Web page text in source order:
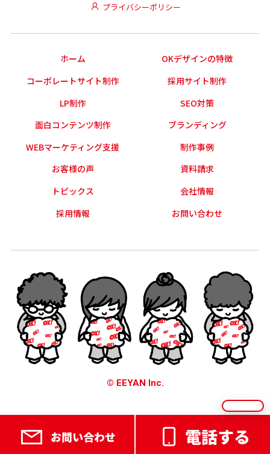
プライバシーポリシー
ホーム
OKデザインの特徴
コーポレートサイト制作
採用サイト制作
LP制作
SEO対策
面白コンテンツ制作
ブランディング
WEBマーケティング支援
制作事例
お客様の声
資料請求
トピックス
会社情報
採用情報
お問い合わせ
© EEYAN Inc.
お問い合わせ 電話する